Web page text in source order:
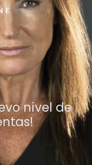
nivel de